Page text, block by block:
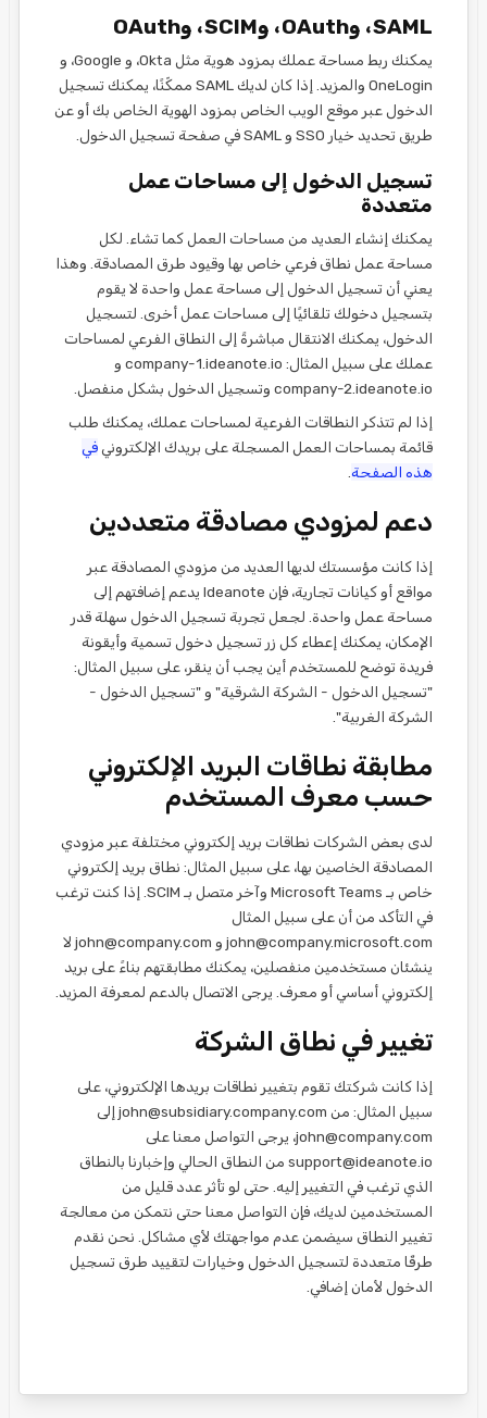
SAML، وOAuth، وSCIM، وOAuth
يمكنك ربط مساحة عملك بمزود هوية مثل Okta، و Google، و
OneLogin والمزيد. إذا كان لديك SAML ممكّنًا، يمكنك تسجيل
الدخول عبر موقع الويب الخاص بمزود الهوية الخاص بك أو عن
طريق تحديد خيار SSO و SAML في صفحة تسجيل الدخول.
تسجيل الدخول إلى مساحات عمل
متعددة
يمكنك إنشاء العديد من مساحات العمل كما تشاء. لكل
مساحة عمل نطاق فرعي خاص بها وقيود طرق المصادقة. وهذا
يعني أن تسجيل الدخول إلى مساحة عمل واحدة لا يقوم
بتسجيل دخولك تلقائيًا إلى مساحات عمل أخرى. لتسجيل
الدخول، يمكنك الانتقال مباشرةً إلى النطاق الفرعي لمساحات
عملك على سبيل المثال: company-1.ideanote.io و
company-2.ideanote.io وتسجيل الدخول بشكل منفصل.
إذا لم تتذكر النطاقات الفرعية لمساحات عملك، يمكنك طلب
قائمة بمساحات العمل المسجلة على بريدك الإلكتروني في
هذه الصفحة
دعم لمزودي مصادقة متعددين
إذا كانت مؤسستك لديها العديد من مزودي المصادقة عبر
مواقع أو كيانات تجارية، فإن Ideanote يدعم إضافتهم إلى
مساحة عمل واحدة. لجعل تجربة تسجيل الدخول سهلة قدر
الإمكان، يمكنك إعطاء كل زر تسجيل دخول تسمية وأيقونة
فريدة توضح للمستخدم أين يجب أن ينقر، على سبيل المثال:
"تسجيل الدخول - الشركة الشرقية" و "تسجيل الدخول -
الشركة الغربية".
مطابقة نطاقات البريد الإلكتروني
حسب معرف المستخدم
لدى بعض الشركات نطاقات بريد إلكتروني مختلفة عبر مزودي
المصادقة الخاصين بها، على سبيل المثال: نطاق بريد إلكتروني
خاص بـ Microsoft Teams وآخر متصل بـ SCIM. إذا كنت ترغب
في التأكد من أن على سبيل المثال
john@company.microsoft.com و john@company.com لا
ينشئان مستخدمين منفصلين، يمكنك مطابقتهم بناءً على بريد
إلكتروني أساسي أو معرف. يرجى الاتصال بالدعم لمعرفة المزيد.
تغيير في نطاق الشركة
إذا كانت شركتك تقوم بتغيير نطاقات بريدها الإلكتروني، على
سبيل المثال: من john@subsidiary.company.com إلى
john@company.com، يرجى التواصل معنا على
support@ideanote.io من النطاق الحالي وإخبارنا بالنطاق
الذي ترغب في التغيير إليه. حتى لو تأثر عدد قليل من
المستخدمين لديك، فإن التواصل معنا حتى نتمكن من معالجة
تغيير النطاق سيضمن عدم مواجهتك لأي مشاكل. نحن نقدم
طرقًا متعددة لتسجيل الدخول وخيارات لتقييد طرق تسجيل
الدخول لأمان إضافي.